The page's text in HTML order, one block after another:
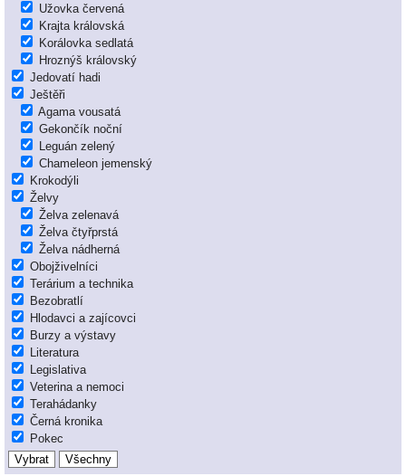
Užovka červená
Krajta královská
Korálovka sedlatá
Hroznýš královský
Jedovatí hadi
Ještěři
Agama vousatá
Gekončík noční
Leguán zelený
Chameleon jemenský
Krokodýli
Želvy
Želva zelenavá
Želva čtyřprstá
Želva nádherná
Obojživelníci
Terárium a technika
Bezobratlí
Hlodavci a zajícovci
Burzy a výstavy
Literatura
Legislativa
Veterina a nemoci
Terahádanky
Černá kronika
Pokec